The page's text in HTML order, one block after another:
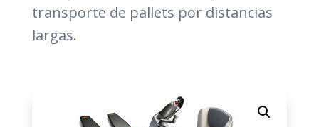
transporte de pallets por distancias
largas.